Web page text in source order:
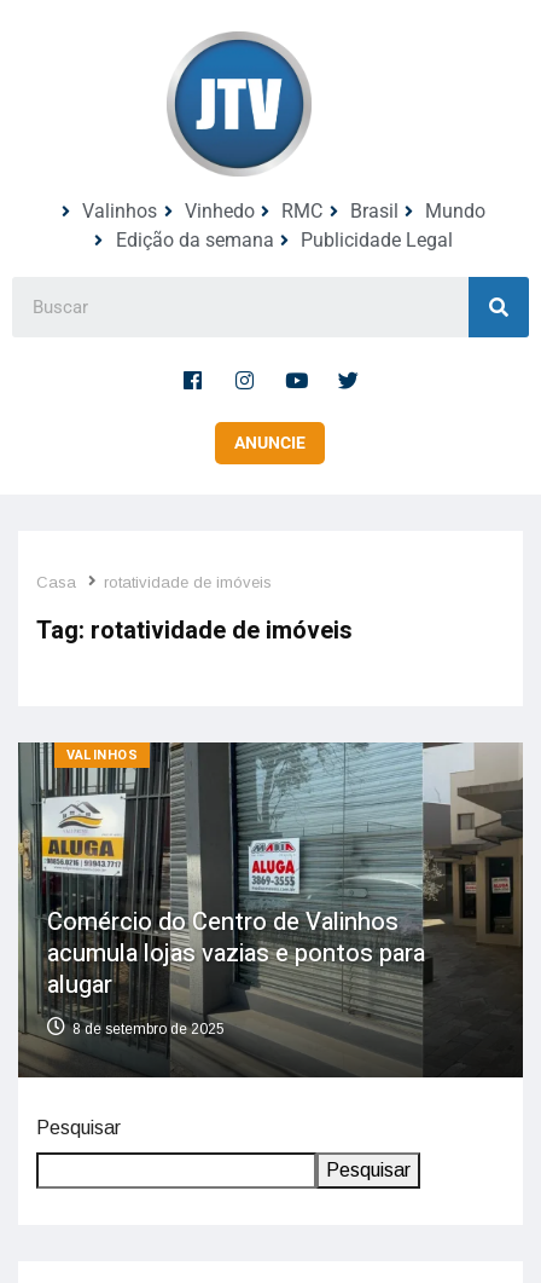
Valinhos Vinhedo RMC Brasil
Mundo
Edição da semana
Publicidade Legal
ANUNCIE
Casa rotatividade de imóveis
Tag: rotatividade de imóveis
VALINHOS
Comércio do Centro de Valinhos
acumula lojas vazias e pontos para
alugar
8 de setembro de 2025
Pesquisar
Pesquisar